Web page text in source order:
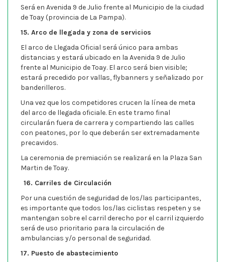
Será en Avenida 9 de Julio frente al Municipio de la ciudad
de Toay (provincia de La Pampa).
15. Arco de llegada y zona de servicios
El arco de Llegada Oficial será único para ambas
distancias y estará ubicado en la Avenida 9 de Julio
frente al Municipio de Toay. El arco será bien visible;
estará precedido por vallas, flybanners y señalizado por
banderilleros.
Una vez que los competidores crucen la línea de meta
del arco de llegada oficiale. En este tramo final
circularán fuera de carrera y compartiendo las calles
con peatones, por lo que deberán ser extremadamente
precavidos.
La ceremonia de premiación se realizará en la Plaza San
Martin de Toay.
16. Carriles de Circulación
Por una cuestión de seguridad de los/las participantes,
es importante que todos los/las ciclistas respeten y se
mantengan sobre el carril derecho por el carril izquierdo
será de uso prioritario para la circulación de
ambulancias y/o personal de seguridad.
17. Puesto de abastecimiento